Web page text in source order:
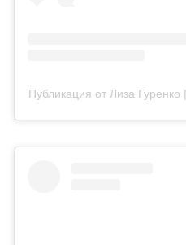
Публикация от Лиза